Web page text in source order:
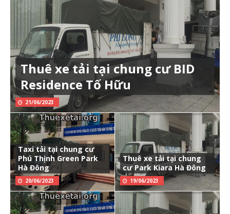
Thuê xe tải tại chung cư BID
Residence Tố Hữu
21/06/2023
Taxi tải tại chung cư
Phú Thịnh Green Park
Hà Đông
20/06/2023
Thuê xe tải tại chung
cư Park Kiara Hà Đông
19/06/2023